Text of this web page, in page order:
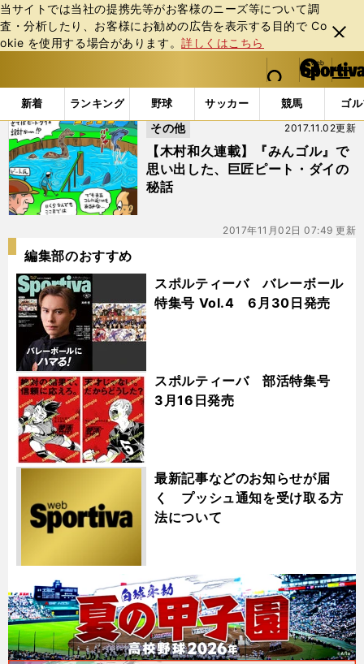
当サイトでは当社の提携先等がお客様のニーズ等について調
査・分析したり、お客様にお勧めの広告を表⽰する⽬的で Co
okie を使⽤する場合があります。詳しくはこちら
閉じ
る
web Sportiva (webスポルティーバ)
検索
マイペ
ー
ジ
メニュ
新着 ランキング 野球 サッカー 競馬 ゴ
b
ス
ポ
ル
テ
ィ
ー
バ
「#みんなのGOLF」の最新ニュース・ 情報
【木村和久連載】『みんゴル』で
思い出した、巨匠ピート・ダイの
秘話
2017.11.02更新
その他
2017年11月02日 07:49 更新
編集部のおすすめ
スポルティーバ バレーボール
特集号 Vol.4 6月30日発売
スポルティーバ 部活特集号
3月16日発売
最新記事などのお知らせが届
く プッシュ通知を受け取る方
法について